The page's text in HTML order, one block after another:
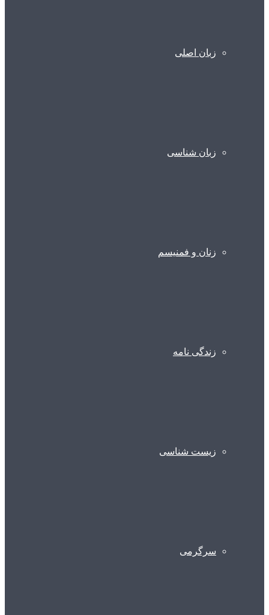
زبان اصلی
زبان شناسی
زنان و فمنیسم
زندگی نامه
زیست شناسی
سرگرمی